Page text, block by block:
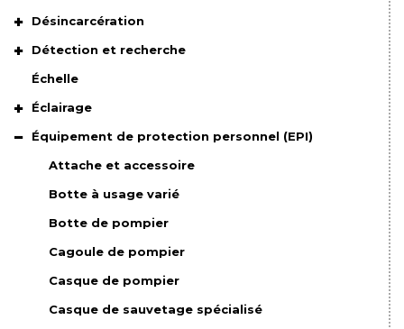
Désincarcération
Détection et recherche
Échelle
Éclairage
Équipement de protection personnel (EPI)
Attache et accessoire
Botte à usage varié
Botte de pompier
Cagoule de pompier
Casque de pompier
Casque de sauvetage spécialisé